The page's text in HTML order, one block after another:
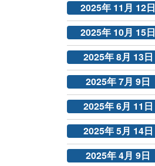
2025年 11月 12日
2025年 10月 15日
2025年 8月 13日
2025年 7月 9日
2025年 6月 11日
2025年 5月 14日
2025年 4月 9日